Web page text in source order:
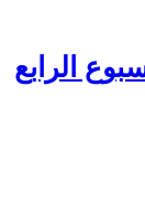
الأسبوع الرابع